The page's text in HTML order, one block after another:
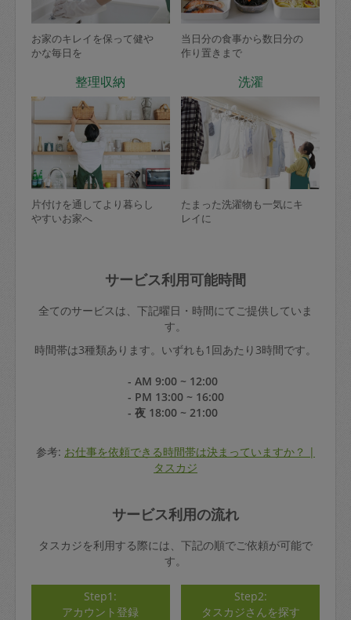
お家のキレイを保って健や
かな毎日を
当日分の食事から数日分の
作り置きまで
整理収納
片付けを通してより暮らし
やすいお家へ
洗濯
たまった洗濯物も一気にキ
レイに
サービス利用可能時間
全てのサービスは、下記曜日・時間にてご提供していま
す。
時間帯は3種類あります。いずれも1回あたり3時間です。
- AM 9:00 ~ 12:00
- PM 13:00 ~ 16:00
- 夜 18:00 ~ 21:00
参考: お仕事を依頼できる時間帯は決まっていますか？ |
タスカジ
サービス利用の流れ
タスカジを利用する際には、下記の順でご依頼が可能で
す。
Step1:
アカウント登録
Step2:
タスカジさんを探す